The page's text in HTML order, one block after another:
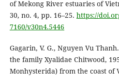
of Mekong River estuaries of
30, no. 4, pp. 16–25. https://
7160/v30n4.5446
Gagarin, V. G., Nguyen Vu
the family Xyalidae Chitwood,
Monhysterida) from the coast of